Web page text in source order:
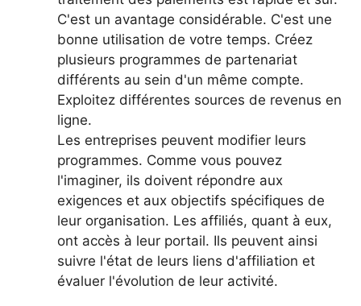
C'est un avantage considérable. C'est une
bonne utilisation de votre temps. Créez
plusieurs programmes de partenariat
différents au sein d'un même compte.
Exploitez différentes sources de revenus en
ligne.
Les entreprises peuvent modifier leurs
programmes. Comme vous pouvez
l'imaginer, ils doivent répondre aux
exigences et aux objectifs spécifiques de
leur organisation. Les affiliés, quant à eux,
ont accès à leur portail. Ils peuvent ainsi
suivre l'état de leurs liens d'affiliation et
évaluer l'évolution de leur activité.